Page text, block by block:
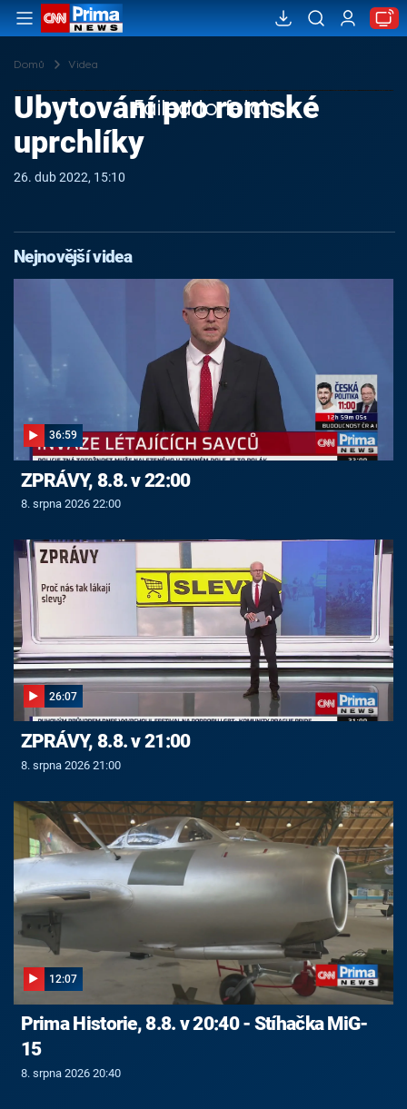
Domů Videa
Failed to fetch
Ubytování pro romské
uprchlíky
26. dub 2022, 15:10
Nejnovější videa
36:59
ZPRÁVY, 8.8. v 22:00
8. srpna 2026 22:00
26:07
ZPRÁVY, 8.8. v 21:00
8. srpna 2026 21:00
12:07
Prima Historie, 8.8. v 20:40 - Stíhačka MiG-
15
8. srpna 2026 20:40